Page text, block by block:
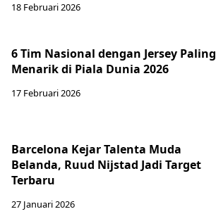
18 Februari 2026
6 Tim Nasional dengan Jersey Paling
Menarik di Piala Dunia 2026
17 Februari 2026
Barcelona Kejar Talenta Muda
Belanda, Ruud Nijstad Jadi Target
Terbaru
27 Januari 2026